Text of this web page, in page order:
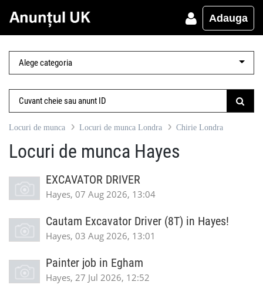
Adauga
Locuri de munca Locuri de munca Londra Chirie Londra
Locuri de munca Hayes
EXCAVATOR DRIVER
Hayes, 07 Aug 2026, 13:04
Cautam Excavator Driver (8T) in Hayes!
Hayes, 03 Aug 2026, 13:01
Painter job in Egham
Hayes, 27 Jul 2026, 12:52